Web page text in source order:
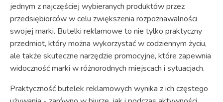
jednym z najczęściej wybieranych produktów przez
przedsiębiorców w celu zwiększenia rozpoznawalności
swojej marki. Butelki reklamowe to nie tylko praktyczny
przedmiot, który można wykorzystać w codziennym życiu,
ale także skuteczne narzędzie promocyjne, które zapewnia
widoczność marki w różnorodnych miejscach i sytuacjach.
Praktyczność butelek reklamowych wynika z ich częstego